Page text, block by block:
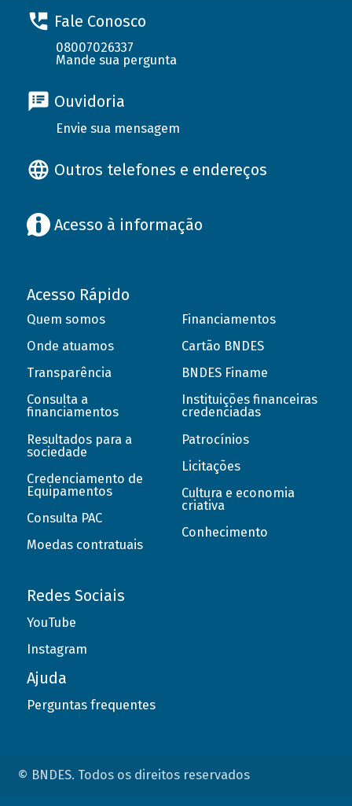
Fale Conosco
08007026337
Mande sua pergunta
Ouvidoria
Envie sua mensagem
Outros telefones e endereços
Acesso à informação
Acesso Rápido
Quem somos
Onde atuamos
Transparência
Consulta a
financiamentos
Resultados para a
sociedade
Credenciamento de
Equipamentos
Consulta PAC
Moedas contratuais
Financiamentos
Cartão BNDES
BNDES Finame
Instituições financeiras
credenciadas
Patrocínios
Licitações
Cultura e economia
criativa
Conhecimento
Redes Sociais
YouTube
Instagram
Ajuda
Perguntas frequentes
© BNDES. Todos os direitos reservados